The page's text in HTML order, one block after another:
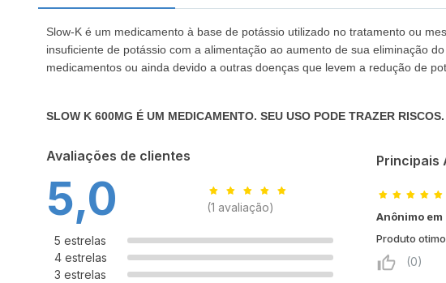
Slow-K é um medicamento à base de potássio utilizado no tratamento ou
insuficiente de potássio com a alimentação ao aumento de sua eliminação
medicamentos ou ainda devido a outras doenças que levem a redução de
SLOW K 600MG É UM MEDICAMENTO. SEU USO PODE TRAZER
Avaliações de clientes
5,0 (1 avaliação)
5 estrelas
4 estrelas
3 estrelas
Principais
Anônimo
Produto otimo
(0)